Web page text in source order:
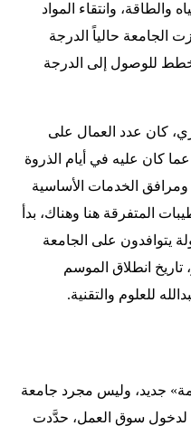
والطاقة، وانتقاء المواد
الجامعة حالياً الدرجة
على 45 نقطة، وتخطط للوصول إلى الدرجة
كان عدد العمال على
كان عليه في أيام الذروة
ومرافق الخدمات الأساسية
المتفرقة هنا وهناك، بدأ
يتوافدون على الجامعة
تاريخ انطلاق الموسم
للعلوم والتقنية.
جديد، وليس مجرد جامعة
لدخول سوق العمل، حدَّدت